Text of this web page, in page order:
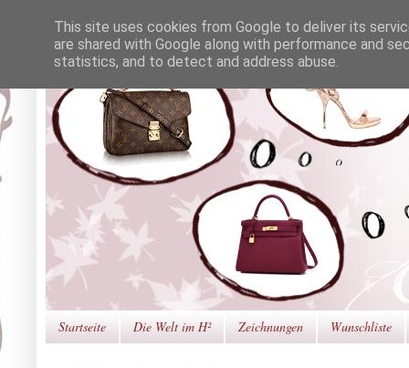
Startseite Die Welt im H² Zeichnungen Wunschliste
This site uses cookies from Google to deliver its
are shared with Google along with performance and
statistics, and to detect and address abuse.